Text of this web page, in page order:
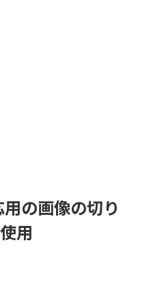
の画像の切り
用